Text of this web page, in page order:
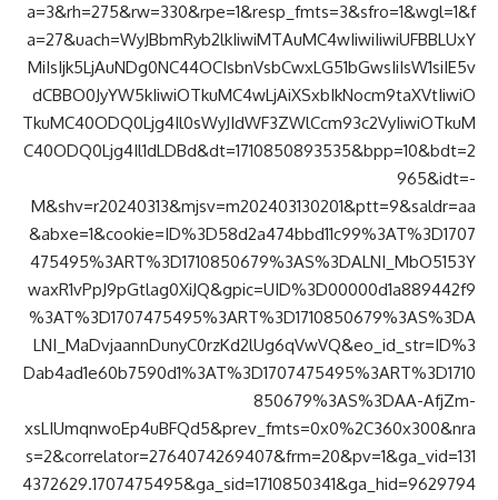
a=3&rh=275&rw=330&rpe=1&resp_fmts=3&sfro=1&wgl=1&f
a=27&uach=WyJBbmRyb2lkIiwiMTAuMC4wIiwiIiwiUFBBLUxY
MiIsIjk5LjAuNDg0NC44OCIsbnVsbCwxLG51bGwsIiIsW1siIE5v
dCBBO0JyYW5kIiwiOTkuMC4wLjAiXSxbIkNocm9taXVtIiwiO
TkuMC40ODQ0Ljg4Il0sWyJIdWF3ZWlCcm93c2VyIiwiOTkuM
C40ODQ0Ljg4Il1dLDBd&dt=1710850893535&bpp=10&bdt=2
965&idt=-
M&shv=r20240313&mjsv=m202403130201&ptt=9&saldr=aa
&abxe=1&cookie=ID%3D58d2a474bbd11c99%3AT%3D1707
475495%3ART%3D1710850679%3AS%3DALNI_MbO5153Y
waxR1vPpJ9pGtlag0XiJQ&gpic=UID%3D00000d1a889442f9
%3AT%3D1707475495%3ART%3D1710850679%3AS%3DA
LNI_MaDvjaannDunyC0rzKd2lUg6qVwVQ&eo_id_str=ID%3
Dab4ad1e60b7590d1%3AT%3D1707475495%3ART%3D1710
850679%3AS%3DAA-AfjZm-
xsLIUmqnwoEp4uBFQd5&prev_fmts=0x0%2C360x300&nra
s=2&correlator=2764074269407&frm=20&pv=1&ga_vid=131
4372629.1707475495&ga_sid=1710850341&ga_hid=9629794